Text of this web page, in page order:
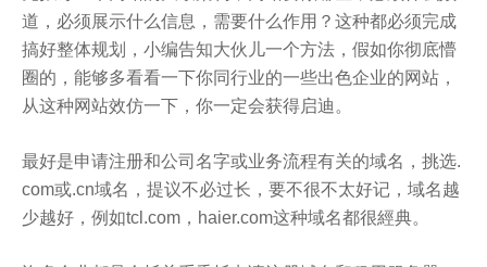
道，必须展示什么信息，需要什么作用？这种都必须完成
搞好整体规划，小编告知大伙儿一个方法，假如你彻底懵
圈的，能够多看看一下你同行业的一些出色企业的网站，
从这种网站效仿一下，你一定会获得启迪。
最好是申请注册和公司名字或业务流程有关的域名，挑选.
com或.cn域名，提议不必过长，要不很不太好记，域名越
少越好，例如tcl.com，haier.com这种域名都很經典。